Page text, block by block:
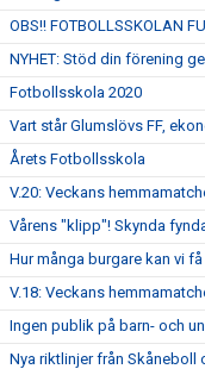
OBS!! FOTBOLLSSKOLAN
NYHET: Stöd din förening
Fotbollsskola 2020
Vart står Glumslövs FF,
Årets Fotbollsskola
V.20: Veckans
Vårens "klipp"! Skynda
Hur många burgare kan vi
V.18: Veckans
Ingen publik på barn- och
Nya riktlinjer från Skåneboll